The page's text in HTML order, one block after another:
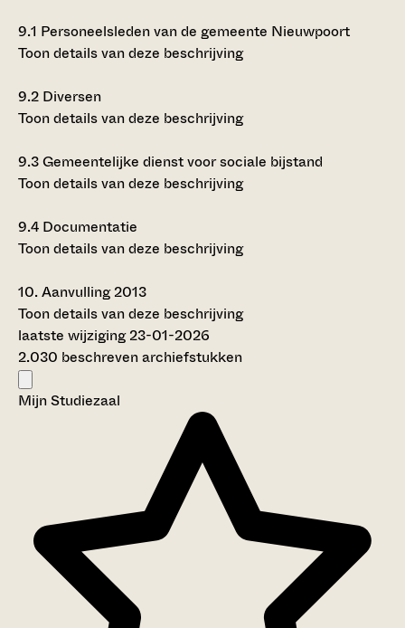
9.1 Personeelsleden van de gemeente Nieuwpoort
Toon details van deze beschrijving
9.2 Diversen
Toon details van deze beschrijving
9.3Gemeentelijke dienst voor sociale bijstand
Toon details van deze beschrijving
9.4 Documentatie
Toon details van deze beschrijving
10.Aanvulling 2013
Toon details van deze beschrijving
laatste wijziging 23-01-2026
2.030 beschreven archiefstukken
Mijn Studiezaal